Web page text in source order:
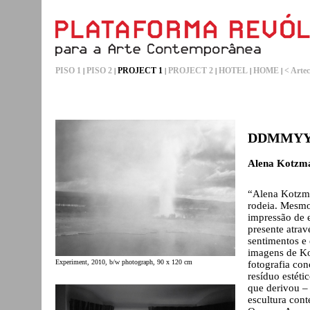
PISO 1 | PISO 2 | PROJECT 1 | PROJECT 2 | HOTEL | HOME | <
Experiment, 2010, b/w photograph, 90 x 120 cm
Alena
“Alena
rodeia.
impressão de
presente
sentimentos
imagens de
fotografia
resíduo
que derivou –
escultura